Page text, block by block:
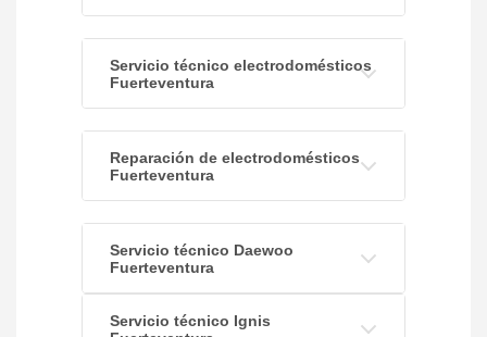
Servicio técnico electrodomésticos
Fuerteventura
Reparación de electrodomésticos
Fuerteventura
Servicio técnico Daewoo
Fuerteventura
Servicio técnico Ignis